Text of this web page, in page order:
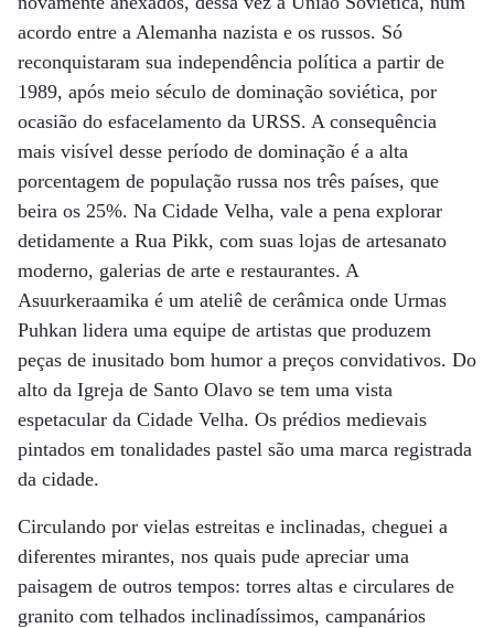
acordo entre a Alemanha nazista e os russos. Só
reconquistaram sua independência política a partir de
1989, após meio século de dominação soviética, por
ocasião do esfacelamento da URSS. A consequência
mais visível desse período de dominação é a alta
porcentagem de população russa nos três países, que
beira os 25%. Na Cidade Velha, vale a pena explorar
detidamente a Rua Pikk, com suas lojas de artesanato
moderno, galerias de arte e restaurantes. A
Asuurkeraamika é um ateliê de cerâmica onde Urmas
Puhkan lidera uma equipe de artistas que produzem
peças de inusitado bom humor a preços convidativos. Do
alto da Igreja de Santo Olavo se tem uma vista
espetacular da Cidade Velha. Os prédios medievais
pintados em tonalidades pastel são uma marca registrada
da cidade.
Circulando por vielas estreitas e inclinadas, cheguei a
diferentes mirantes, nos quais pude apreciar uma
paisagem de outros tempos: torres altas e circulares de
granito com telhados inclinadíssimos, campanários